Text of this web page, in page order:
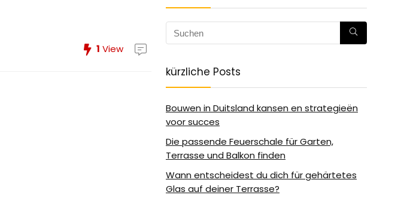
1 View
kürzliche Posts
Bouwen in Duitsland kansen en strategieën
voor succes
Die passende Feuerschale für Garten,
Terrasse und Balkon finden
Wann entscheidest du dich für gehärtetes
Glas auf deiner Terrasse?